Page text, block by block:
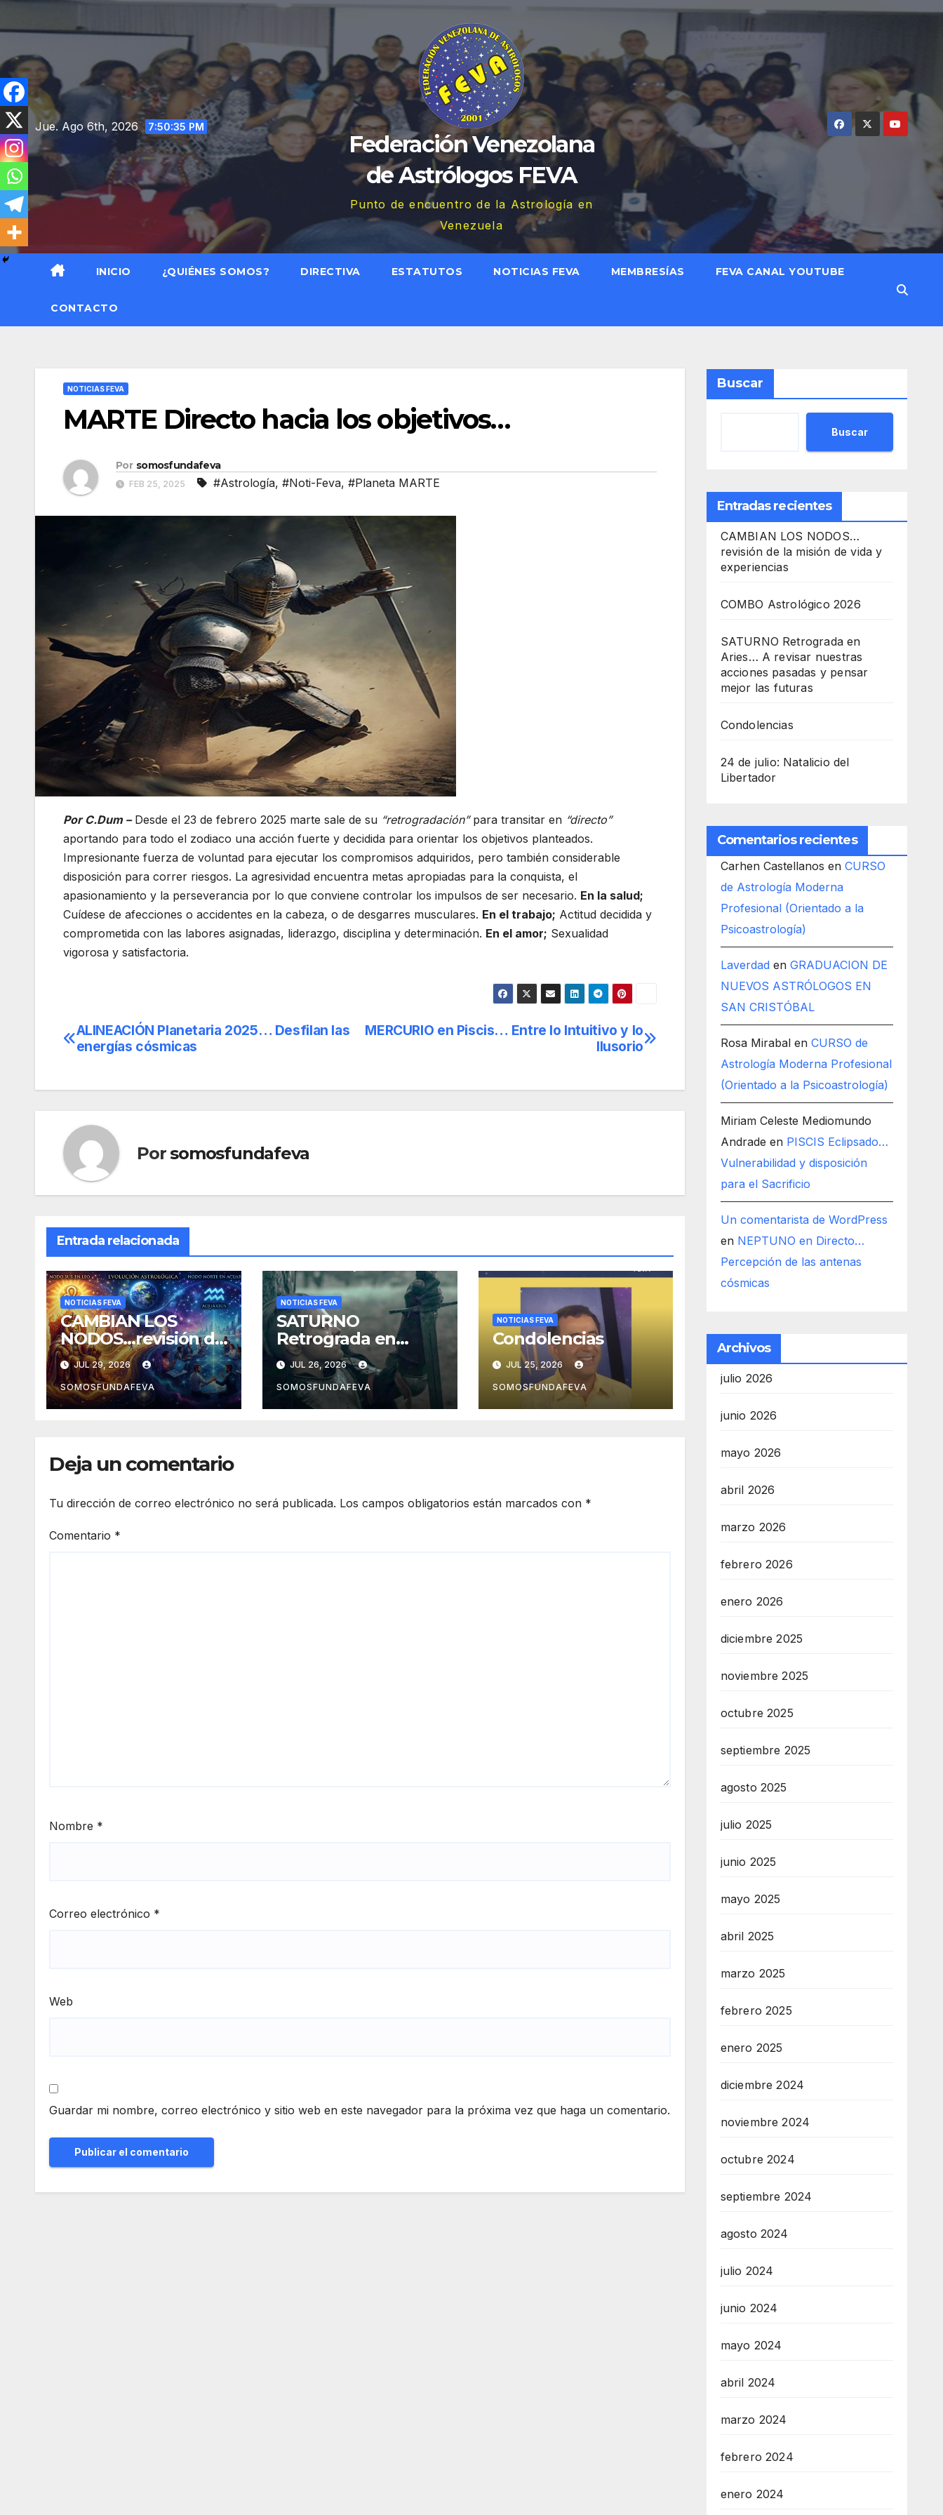
al
contenido
Jue. Ago 6th, 2026 7:50:37 PM
Federación Venezolana
de Astrólogos FEVA
Punto de encuentro de la Astrología en
Venezuela
INICIO ¿QUIÉNES SOMOS? DIRECTIVA ESTATUTOS NOTICIAS FEVA MEMBRESÍAS FEVA CANAL YOUTUBE
CONTACTO
NOTICIAS FEVA
MARTE Directo hacia los objetivos…
Por somosfundafeva
FEB 25, 2025 #Astrología, #Noti-Feva, #Planeta MARTE
Por C.Dum –Desde el 23 de febrero 2025 marte sale de su “retrogradación”para transitar en “directo”
aportando para todo el zodiaco una acción fuerte y decidida para orientar los objetivos planteados.
Impresionante fuerza de voluntad para ejecutar los compromisos adquiridos, pero también considerable
disposición para correr riesgos. La agresividad encuentra metas apropiadas para la conquista, el
apasionamiento y la perseverancia por lo que conviene controlar los impulsos de ser necesario. En la salud;
Cuídese de afecciones o accidentes en la cabeza, o de desgarres musculares. En el trabajo; Actitud decidida y
comprometida con las labores asignadas, liderazgo, disciplina y determinación. En el amor; Sexualidad
vigorosa y satisfactoria.
Navegación
entradas
MERCURIO en Piscis… Entre lo Intuitivo y lo
Ilusorio
ALINEACIÓN Planetaria 2025… Desfilan las
energías cósmicas
Porsomosfundafeva
Entrada relacionada
NOTICIAS FEVA
CAMBIAN LOS
NODOS…revisión de
la misión de vida y
experiencias
JUL 29, 2026
SOMOSFUNDAFEVA
NOTICIAS FEVA
SATURNO
Retrograda en
Aries… A revisar
nuestras acciones
pasadas y pensar
mejor las futuras
JUL 26, 2026
SOMOSFUNDAFEVA
NOTICIAS FEVA
Condolencias
JUL 25, 2026
SOMOSFUNDAFEVA
Deja un comentario
Tu dirección de correo electrónico no será publicada. Los campos obligatorios están marcados con *
Comentario *
Nombre *
Correo electrónico *
Web
Guardar mi nombre, correo electrónico y sitio web en este navegador para la próxima vez que haga un comentario.
Buscar
Buscar
Entradas recientes
CAMBIAN LOS NODOS…
revisión de la misión de vida y
experiencias
COMBO Astrológico 2026
SATURNO Retrograda en
Aries… A revisar nuestras
acciones pasadas y pensar
mejor las futuras
Condolencias
24 de julio: Natalicio del
Libertador
Comentarios recientes
Carhen Castellanos en CURSO
de Astrología Moderna
Profesional (Orientado a la
Psicoastrología)
Laverdad en GRADUACION DE
NUEVOS ASTRÓLOGOS EN
SAN CRISTÓBAL
Rosa Mirabalen CURSO de
Astrología Moderna Profesional
(Orientado a la Psicoastrología)
Miriam Celeste Mediomundo
Andrade en PISCIS Eclipsado…
Vulnerabilidad y disposición
para el Sacrificio
Un comentarista de WordPress
en NEPTUNO en Directo…
Percepción de las antenas
cósmicas
Archivos
julio 2026
junio 2026
mayo 2026
abril 2026
marzo 2026
febrero 2026
enero 2026
diciembre 2025
noviembre 2025
octubre 2025
septiembre 2025
agosto 2025
julio 2025
junio 2025
mayo 2025
abril 2025
marzo 2025
febrero 2025
enero 2025
diciembre 2024
noviembre 2024
octubre 2024
septiembre 2024
agosto 2024
julio 2024
junio 2024
mayo 2024
abril 2024
marzo 2024
febrero 2024
enero 2024